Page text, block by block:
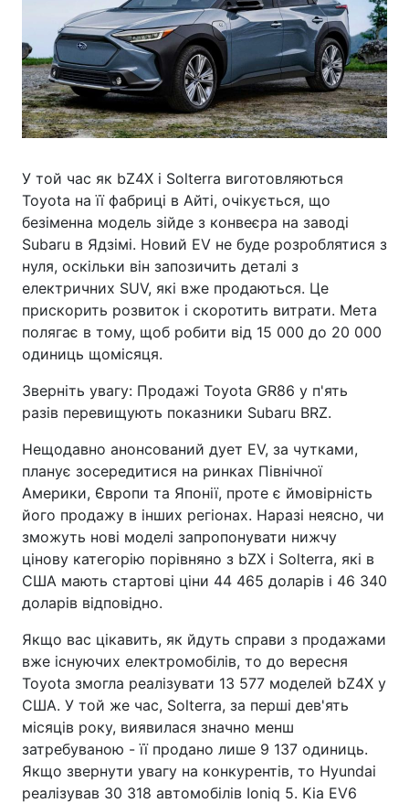
У той час як bZ4X і Solterra виготовляються
Toyota на її фабриці в Айті, очікується, що
безіменна модель зійде з конвеєра на заводі
Subaru в Ядзімі. Новий EV не буде розроблятися з
нуля, оскільки він запозичить деталі з
електричних SUV, які вже продаються. Це
прискорить розвиток і скоротить витрати. Мета
полягає в тому, щоб робити від 15 000 до 20 000
одиниць щомісяця.
Зверніть увагу: Продажі Toyota GR86 у п'ять
разів перевищують показники Subaru BRZ.
Нещодавно анонсований дует EV, за чутками,
планує зосередитися на ринках Північної
Америки, Європи та Японії, проте є ймовірність
його продажу в інших регіонах. Наразі неясно, чи
зможуть нові моделі запропонувати нижчу
цінову категорію порівняно з bZX і Solterra, які в
США мають стартові ціни 44 465 доларів і 46 340
доларів відповідно.
Якщо вас цікавить, як йдуть справи з продажами
вже існуючих електромобілів, то до вересня
Toyota змогла реалізувати 13 577 моделей bZ4X у
США. У той же час, Solterra, за перші дев'ять
місяців року, виявилася значно менш
затребуваною - її продано лише 9 137 одиниць.
Якщо звернути увагу на конкурентів, то Hyundai
реалізував 30 318 автомобілів Ioniq 5. Kia EV6